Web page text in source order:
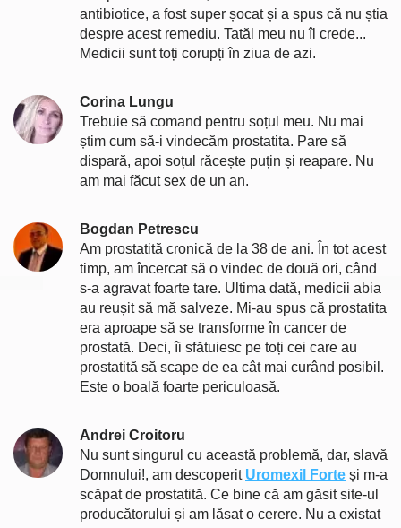
antibiotice, a fost super șocat și a spus că nu știa
despre acest remediu. Tatăl meu nu îl crede...
Medicii sunt toți corupți în ziua de azi.
Corina Lungu
Trebuie să comand pentru soțul meu. Nu mai
știm cum să-i vindecăm prostatita. Pare să
dispară, apoi soțul răcește puțin și reapare. Nu
am mai făcut sex de un an.
Bogdan Petrescu
Am prostatită cronică de la 38 de ani. În tot acest
timp, am încercat să o vindec de două ori, când
s-a agravat foarte tare. Ultima dată, medicii abia
au reușit să mă salveze. Mi-au spus că prostatita
era aproape să se transforme în cancer de
prostată. Deci, îi sfătuiesc pe toți cei care au
prostatită să scape de ea cât mai curând posibil.
Este o boală foarte periculoasă.
Andrei Croitoru
Nu sunt singurul cu această problemă, dar, slavă
Domnului!, am descoperit Uromexil Forte și m-a
scăpat de prostatită. Ce bine că am găsit site-ul
producătorului și am lăsat o cerere. Nu a existat